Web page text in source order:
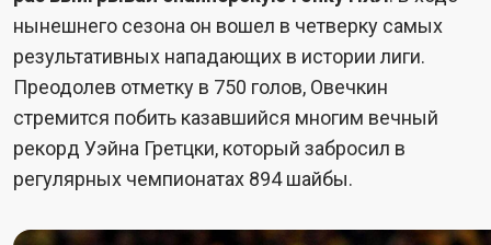
нынешнего сезона он вошел в четверку самых
результативных нападающих в истории лиги.
Преодолев отметку в 750 голов, Овечкин
стремится побить казавшийся многим вечный
рекорд Уэйна Гретцки, который забросил в
регулярных чемпионатах 894 шайбы.